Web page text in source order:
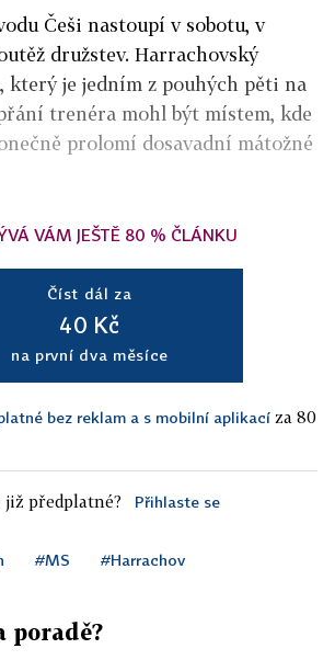
Češi nastoupí v sobotu, v
družstev. Harrachovský
který je jedním z pouhých pěti na
trenéra mohl být místem, kde
prolomí dosavadní mátožné
VÁM JEŠTĚ 80 % ČLÁNKU
Číst dál za
40 Kč
na první dva měsíce
bez reklam a s mobilní aplikací za 80
již předplatné? Přihlaste se
#MS #Harrachov
poradě?